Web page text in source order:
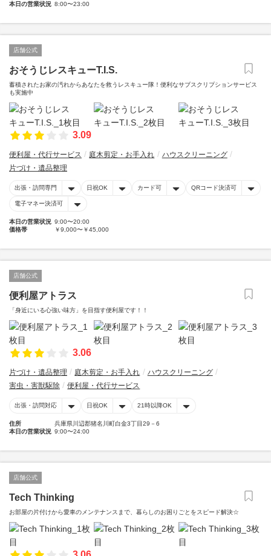
本日の営業状況 8:00〜23:00
店舗公式
おそうじレスキューT.I.S.
蓄積されたお家の汚れからあなたを救うレスキュー隊！便利なサブスクリプションサービス
も実施中
3.09
便利屋・代行サービス 庭木剪定・お手入れ
ハウスクリーニング
片づけ・遺品整理
出張・訪問専門 日祝OK カード可 QRコード決済可
電子マネー決済可
本日の営業状況 9:00〜20:00
価格帯
￥9,000〜￥45,000
店舗公式
便利屋アトラス
「身近にいる心強い味方」を目指す便利屋です！！
3.06
片づけ・遺品整理 庭木剪定・お手入れ
ハウスクリーニング
害虫・害獣駆除
便利屋・代行サービス
出張・訪問対応 日祝OK 21時以降OK
住所
兵庫県川辺郡猪名川町白金3丁目29－6
本日の営業状況 9:00〜24:00
店舗公式
Tech Thinking
お部屋の片付けから愛車のメンテナンスまで、暮らしのお困りごとをスピード解決☆